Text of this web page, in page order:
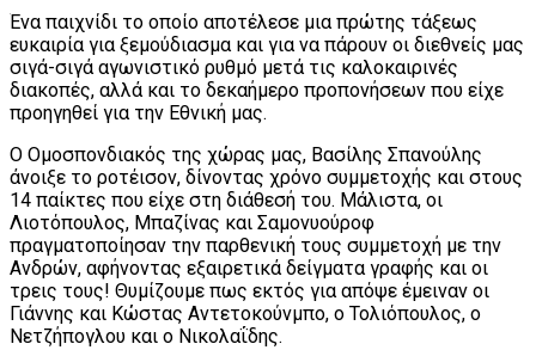
Ένα παιχνίδι το οποίο αποτέλεσε μια πρώτης τάξεως
ευκαιρία για ξεμούδιασμα και για να πάρουν οι διεθνείς μας
σιγά-σιγά αγωνιστικό ρυθμό μετά τις καλοκαιρινές
διακοπές, αλλά και το δεκαήμερο προπονήσεων που είχε
προηγηθεί για την Εθνική μας.
Ο Ομοσπονδιακός της χώρας μας, Βασίλης Σπανούλης
άνοιξε το ροτέισον, δίνοντας χρόνο συμμετοχής και στους
14 παίκτες που είχε στη διάθεσή του. Μάλιστα, οι
Λιοτόπουλος, Μπαζίνας και Σαμονυούροφ
πραγματοποίησαν την παρθενική τους συμμετοχή με την
Ανδρών, αφήνοντας εξαιρετικά δείγματα γραφής και οι
τρεις τους! Θυμίζουμε πως εκτός για απόψε έμειναν οι
Γιάννης και Κώστας Αντετοκούνμπο, ο Τολιόπουλος, ο
Νετζήπογλου και ο Νικολαΐδης.